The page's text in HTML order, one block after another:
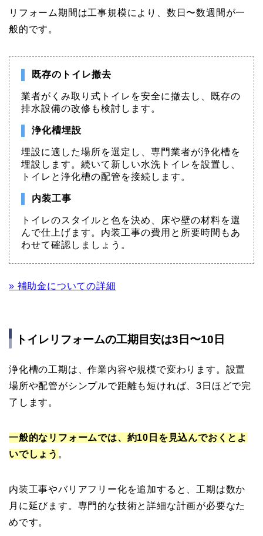
リフォーム期間は工事規模により、数日〜数週間が一
般的です。
既存のトイレ撤去
業者がくみ取り式トイレを安全に撤去し、既存の
排水設備の改修も検討します。
浄化槽埋設
埋設に適した場所を選定し、専門業者が浄化槽を
埋設します。続いて新しい水洗トイレを設置し、
トイレと浄化槽の配管を接続します。
内装工事
トイレのスタイルと色を決め、床や壁の材料を選
んで仕上げます。内装工事の費用と所要時間もあ
わせて確認しましょう。
» 補助金についての詳細
トイレリフォームの工期目安は3日〜10日
浄化槽の工期は、作業内容や規模で変わります。設置
場所や配管がシンプルで距離も短ければ、3日ほどで完
了します。
一般的なリフォームでは、約10日を見込んでおくとよ
いでしょう 。
内装工事やバリアフリー化を追加すると、工期は数か
月に延びます。専門的な技術と詳細な計画が必要なた
めです。